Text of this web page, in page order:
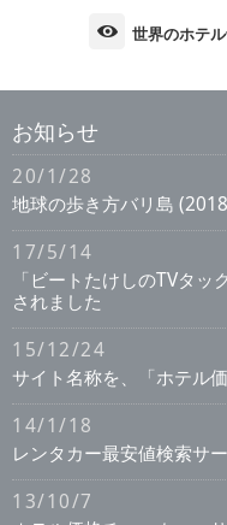
世界のホテ
お知らせ
20/1/28
地球の歩き方バリ島
17/5/14
「ビートたけしのTVタ
されました
15/12/24
サイト名称を、「ホテル
14/1/18
レンタカー最安値検索サ
13/10/7